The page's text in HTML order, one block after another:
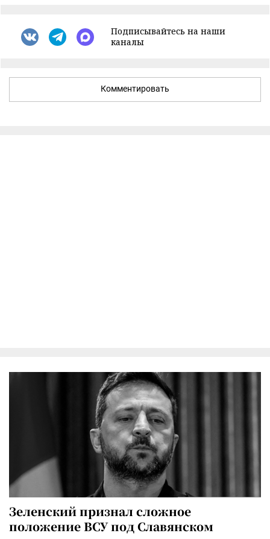
Подписывайтесь на наши
каналы
Комментировать
Зеленский признал сложное
положение ВСУ под Славянском